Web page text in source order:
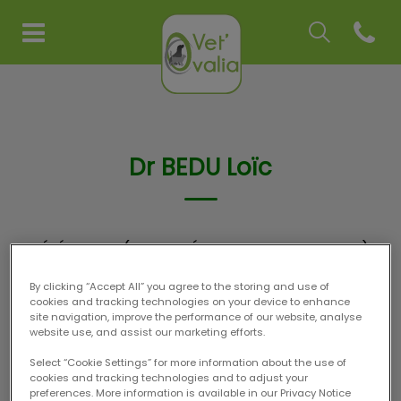
Page d'accueil de Vet'Ovalia
Open
Recherche
Dr BEDU Loïc
VÉTÉRINAIRE (ORTHOPÉDIE - TRAUMATOLOGIE)
By clicking “Accept All” you agree to the storing and use of
cookies and tracking technologies on your device to enhance
site navigation, improve the performance of our website, analyse
website use, and assist our marketing efforts.
Select “Cookie Settings” for more information about the use of
cookies and tracking technologies and to adjust your
preferences. More information is available in our Privacy Notice